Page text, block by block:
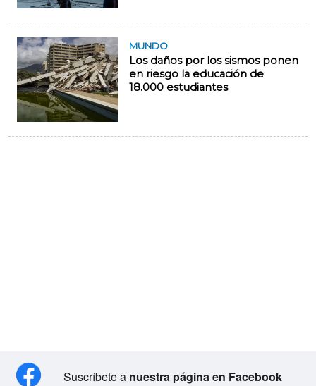
MUNDO
Los daños por los sismos ponen
en riesgo la educación de
18.000 estudiantes
Suscríbete a nuestra página en Facebook